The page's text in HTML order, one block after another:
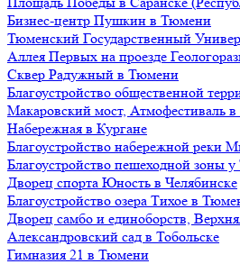
Бизнес-центр Пушкин в Тюмени
Тюменский Государственный
Аллея Первых на проезде
Сквер Радужный в Тюмени
Благоустройство общественной
Макаровский мост, Атмофестиваль в
Набережная в Кургане
Благоустройство набережной реки
Благоустройство пешеходной
Дворец спорта Юность в Челябинске
Благоустройство озера Тихое в
Дворец самбо и единоборств,
Александровский сад в Тобольске
Гимназия 21 в Тюмени